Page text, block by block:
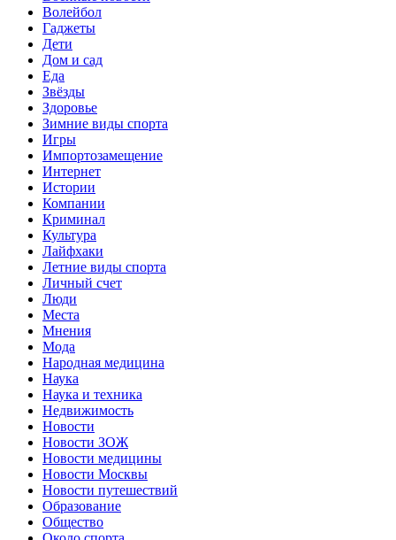
Волейбол
Гаджеты
Дети
Дом и сад
Еда
Звёзды
Здоровье
Зимние виды спорта
Игры
Импортозамещение
Интернет
Истории
Компании
Криминал
Культура
Лайфхаки
Летние виды спорта
Личный счет
Люди
Места
Мнения
Мода
Народная медицина
Наука
Наука и техника
Недвижимость
Новости
Новости ЗОЖ
Новости медицины
Новости Москвы
Новости путешествий
Образование
Общество